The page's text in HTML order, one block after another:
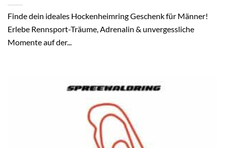
Finde dein ideales Hockenheimring Geschenk für Männer!
Erlebe Rennsport-Träume, Adrenalin & unvergessliche
Momente auf der...